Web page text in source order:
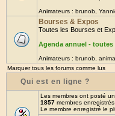
Animateurs : brunob
Bourses & Expos
Toutes les Bourses et
Agenda annuel -
Animateurs : brunob
Marquer tous les forums comme lus
Qui est en ligne ?
Les membres ont posté
1857 membres enregistrés
Le membre enregistré le